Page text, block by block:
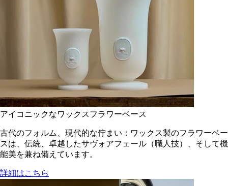
アイコニックなワックスフラワーベース
古代のフォルム、現代的な佇まい：ワックス製のフラワーベー
スは、伝統、卓越したサヴォアフェール（職人技）、そして機
能美を兼ね備えています。
詳細はこちら